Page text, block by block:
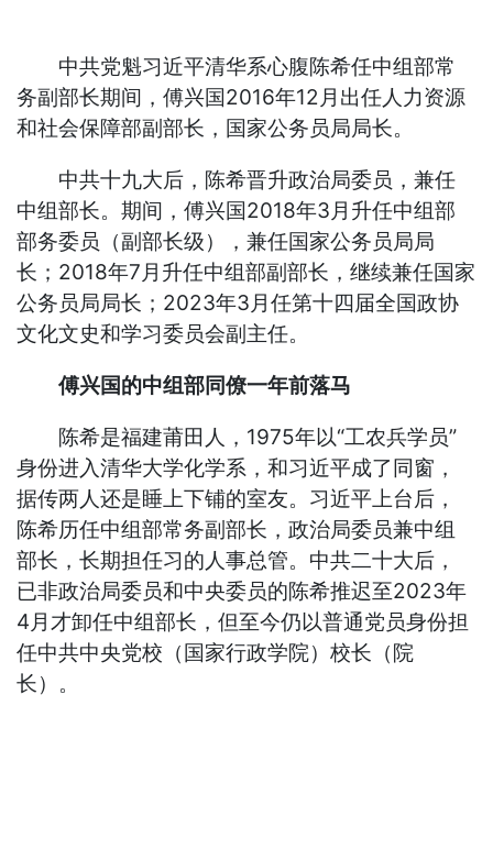
中共党魁习近平清华系心腹陈希任中组部常
务副部长期间，傅兴国2016年12月出任人力资源
和社会保障部副部长，国家公务员局局长。
中共十九大后，陈希晋升政治局委员，兼任
中组部长。期间，傅兴国2018年3月升任中组部
部务委员（副部长级），兼任国家公务员局局
长；2018年7月升任中组部副部长，继续兼任国家
公务员局局长；2023年3月任第十四届全国政协
文化文史和学习委员会副主任。
傅兴国的中组部同僚一年前落马
陈希是福建莆田人，1975年以“工农兵学员”
身份进入清华大学化学系，和习近平成了同窗，
据传两人还是睡上下铺的室友。习近平上台后，
陈希历任中组部常务副部长，政治局委员兼中组
部长，长期担任习的人事总管。中共二十大后，
已非政治局委员和中央委员的陈希推迟至2023年
4月才卸任中组部长，但至今仍以普通党员身份担
任中共中央党校（国家行政学院）校长（院
长）。